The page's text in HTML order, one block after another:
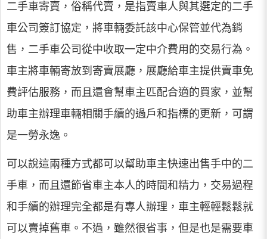
二手車寄賣，俗稱代賣，是指賣車人與其選定的二手
車公司簽訂協定，將車輛委託該中心保管並代為銷
售，二手車公司從中收取一定中介費用的交易行為。
車主將車輛寄放到寄賣展廳，展廳給車主提供賣車免
費評估服務，而且還會幫車主匹配合適的買家，並幫
助車主辦理車輛相關手續的過戶和指標的更新，可謂
是一勞永逸。
可以說這兩種方式都可以幫助車主快速出售手中的二
手車，而且還節省車主本人的時間和精力，交易過程
和手續的辦理完全都是有專人辦理，車主輕輕鬆鬆就
可以賣掉舊車。不過，雖然很省事，但是也是需要車